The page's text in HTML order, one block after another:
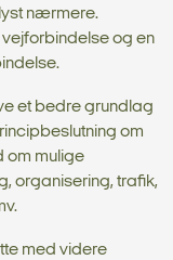
nærmere.
og en
et bedre grundlag
om
om mulige
organisering, trafik,
med videre